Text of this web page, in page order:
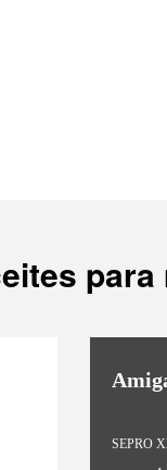
SEPRO